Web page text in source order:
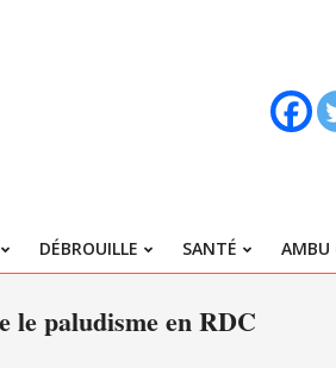
Primary
Menu
DÉBROUILLE SANTÉ AMBU
le paludisme en RDC